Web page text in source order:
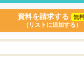
資料を請求する
無
（リストに追加する）